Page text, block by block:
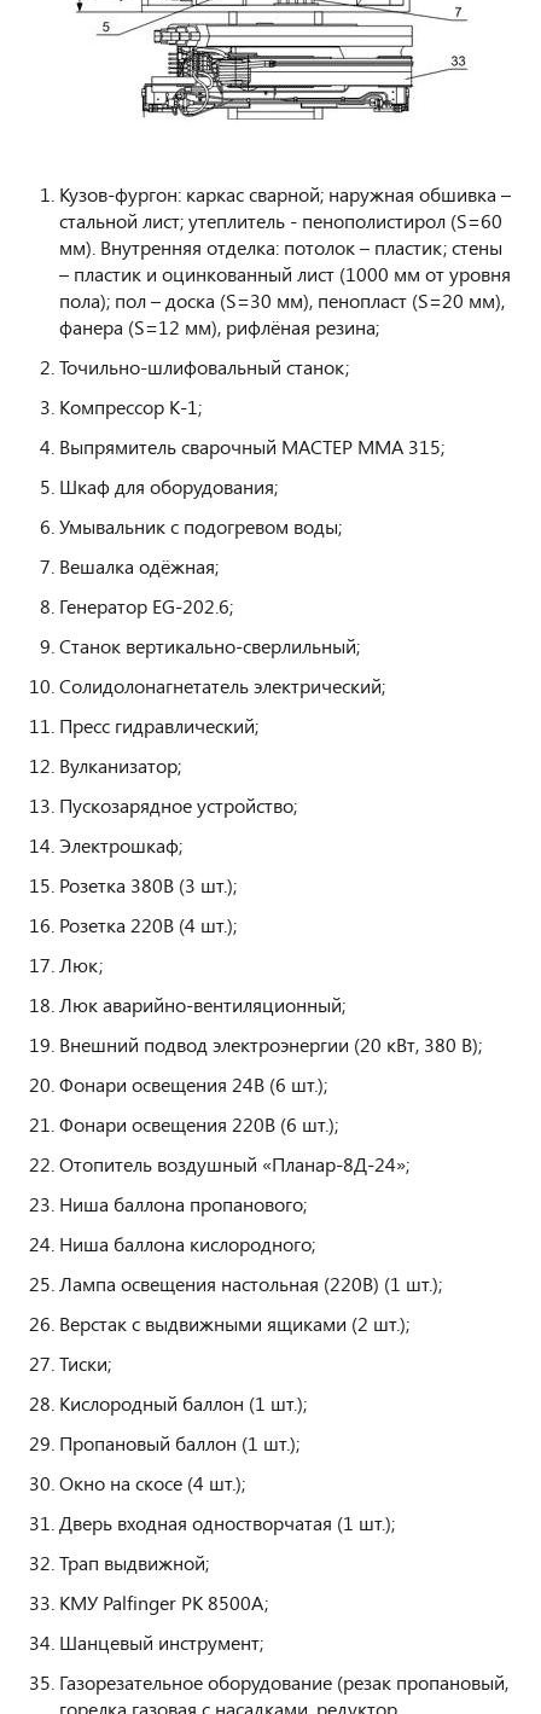
Кузов-фургон: каркас сварной; наружная обшивка –
стальной лист; утеплитель - пенополистирол (S=60
мм). Внутренняя отделка: потолок – пластик; стены
– пластик и оцинкованный лист (1000 мм от уровня
пола); пол – доска (S=30 мм), пенопласт (S=20 мм),
фанера (S=12 мм), рифлёная резина;
Точильно-шлифовальный станок;
Компрессор К-1;
Выпрямитель сварочный МАСТЕР ММА 315;
Шкаф для оборудования;
Умывальник с подогревом воды;
Вешалка одёжная;
Генератор EG-202.6;
Станок вертикально-сверлильный;
Солидолонагнетатель электрический;
Пресс гидравлический;
Вулканизатор;
Пускозарядное устройство;
Электрошкаф;
Розетка 380В (3 шт.);
Розетка 220В (4 шт.);
Люк;
Люк аварийно-вентиляционный;
Внешний подвод электроэнергии (20 кВт, 380 В);
Фонари освещения 24В (6 шт.);
Фонари освещения 220В (6 шт.);
Отопитель воздушный «Планар-8Д-24»;
Ниша баллона пропанового;
Ниша баллона кислородного;
Лампа освещения настольная (220В) (1 шт.);
Верстак с выдвижными ящиками (2 шт.);
Тиски;
Кислородный баллон (1 шт.);
Пропановый баллон (1 шт.);
Окно на скосе (4 шт.);
Дверь входная одностворчатая (1 шт.);
Трап выдвижной;
КМУ Palfinger PK 8500А;
Шанцевый инструмент;
Газорезательное оборудование (резак пропановый,
горелка газовая с насадками, редуктор